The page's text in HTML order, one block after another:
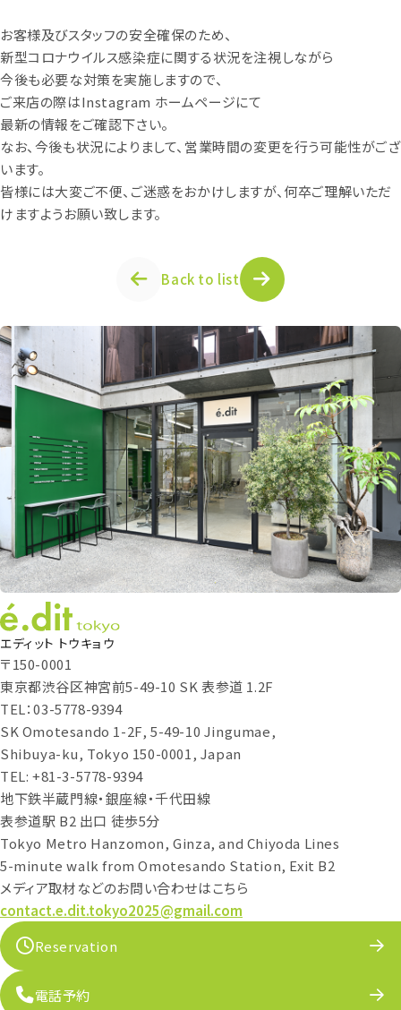
お客様及びスタッフの安全確保のため、
新型コロナウイルス感染症に関する状況を注視しながら
今後も必要な対策を実施しますので、
ご来店の際はInstagram ホームページにて
最新の情報をご確認下さい。
なお、今後も状況によりまして、営業時間の変更を行う可能性がござ
います。
皆様には大変ご不便、ご迷惑をおかけしますが、何卒ご理解いただ
けますようお願い致します。
Back to list
エディット トウキョウ
〒150-0001
東京都渋谷区神宮前5-49-10 SK 表参道 1.2F
TEL：03-5778-9394
SK Omotesando 1-2F, 5-49-10 Jingumae,
Shibuya-ku, Tokyo 150-0001, Japan
TEL: +81-3-5778-9394
地下鉄半蔵門線・銀座線・千代田線
表参道駅 B2 出口 徒歩5分
Tokyo Metro Hanzomon, Ginza, and Chiyoda Lines
5-minute walk from Omotesando Station, Exit B2
メディア取材などのお問い合わせはこちら
contact.e.dit.tokyo2025@gmail.com
Reservation
電話予約